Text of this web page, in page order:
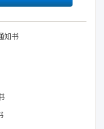
知书